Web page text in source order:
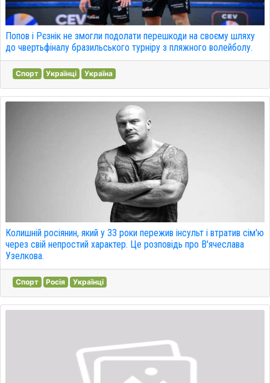
Попов і Рєзнік не змогли подолати перешкоди на своєму шляху
до чвертьфіналу бразильського турніру з пляжного волейболу.
Спорт Українці Україна
Колишній росіянин, який у 33 роки пережив інсульт і втратив сім'ю
через свій непростий характер. Це розповідь про В'ячеслава
Узелкова.
Спорт Росія Українці